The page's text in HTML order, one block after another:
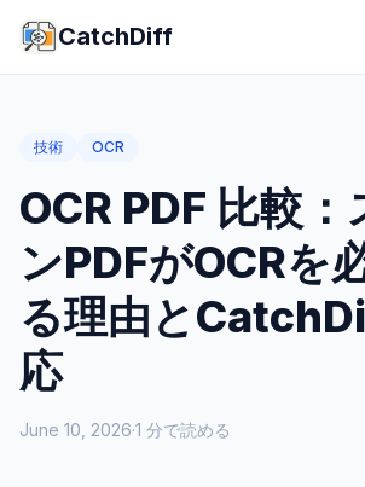
CatchDiff
技術 OCR
OCR PDF 比較：
ンPDFがOCRを
る理由と
応
June 10, 2026·1 分で読める